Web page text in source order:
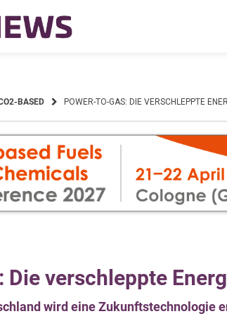
BASED POWER-TO-GAS: DIE VERSCHLEPPTE
Die verschleppte
wird eine Zukunftstechnologie